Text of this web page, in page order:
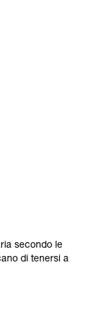
secondo le
di tenersi a